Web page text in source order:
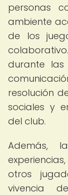
personas
ambiente
de los
durante
resolución
sociales y
del club.
Además,
otros
vivencia